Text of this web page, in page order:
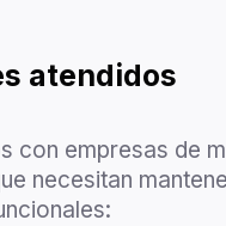
atendidos
con empresas de
necesitan